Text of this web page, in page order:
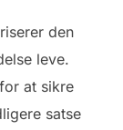
den
leve.
at sikre
satse